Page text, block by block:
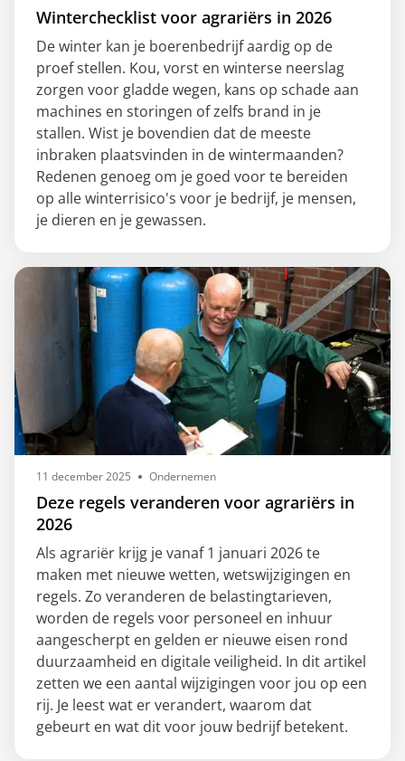
Winterchecklist voor agrariërs in 2026
De winter kan je boerenbedrijf aardig op de
proef stellen. Kou, vorst en winterse neerslag
zorgen voor gladde wegen, kans op schade aan
machines en storingen of zelfs brand in je
stallen. Wist je bovendien dat de meeste
inbraken plaatsvinden in de wintermaanden?
Redenen genoeg om je goed voor te bereiden
op alle winterrisico's voor je bedrijf, je mensen,
je dieren en je gewassen.
Deze regels veranderen voor agrariërs in
2026
11 december 2025 Ondernemen
Als agrariër krijg je vanaf 1 januari 2026 te
maken met nieuwe wetten, wetswijzigingen en
regels. Zo veranderen de belastingtarieven,
worden de regels voor personeel en inhuur
aangescherpt en gelden er nieuwe eisen rond
duurzaamheid en digitale veiligheid. In dit artikel
zetten we een aantal wijzigingen voor jou op een
rij. Je leest wat er verandert, waarom dat
gebeurt en wat dit voor jouw bedrijf betekent.